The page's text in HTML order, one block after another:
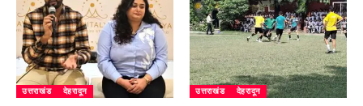
उत्तराखंड देहरादून उत्तराखंड देहरादून